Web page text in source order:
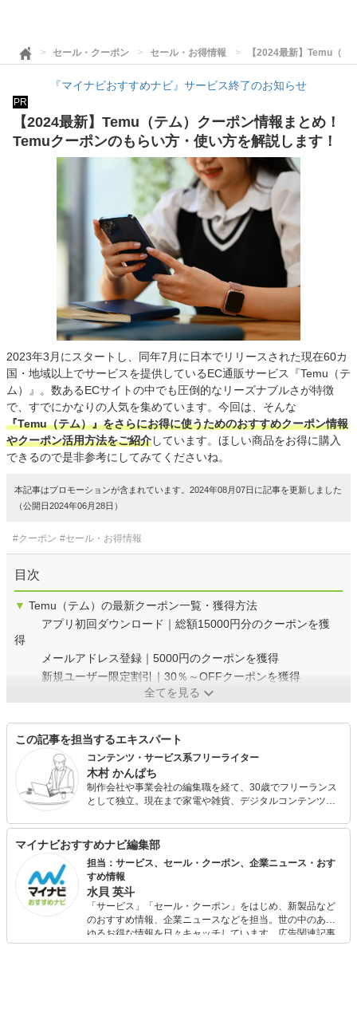
セール・クーポン セール・お得情報 【2024最新】Temu（
『マイナビおすすめナビ』サービス終了のお知らせ
PR
【2024最新】Temu（テム）クーポン情報まとめ！
Temuクーポンのもらい方・使い方を解説します！
2023年3月にスタートし、同年7月に日本でリリースされた現在60カ
国・地域以上でサービスを提供しているEC通販サービス『Temu（テ
ム）』。数あるECサイトの中でも圧倒的なリーズナブルさが特徴
で、すでにかなりの人気を集めています。今回は、そんな
『Temu（テム）』をさらにお得に使うためのおすすめクーポン情報
やクーポン活用方法をご紹介しています。ほしい商品をお得に購入
できるので是非参考にしてみてくださいね。
本記事はプロモーションが含まれています。2024年08月07日に記事を更新しました
（公開日2024年06月28日）
#クーポン #セール・お得情報
目次
▼ Temu（テム）の最新クーポン一覧・獲得方法
アプリ初回ダウンロード｜総額15000円分のクーポンを獲
得
メールアドレス登録｜5000円のクーポンを獲得
新規ユーザー限定割引｜30％～OFFクーポンを獲得
全てを見る
この記事を担当するエキスパート
コンテンツ・サービス系フリーライター
木村 かんぱち
制作会社や事業会社の編集職を経て、30歳でフリーランス
として独立。現在まで家電や雑貨、デジタルコンテンツや
ています。 企画・構成～取材、撮影、ライティングまでフ
ットワーク軽く対応できるのが強み！誠実な仕事がモット
ーです！
マイナビおすすめナビ編集部
担当：サービス、セール・クーポン、企業ニュース・おす
すめ情報
水貝 英斗
「サービス」「セール・クーポン」をはじめ、新製品など
のおすすめ情報、企業ニュースなどを担当。世の中のあら
ゆるお得な情報を日々キャッチしています。広告関連記事
の制作にも携わり、SEOの知見を活かし商品販促のプラン